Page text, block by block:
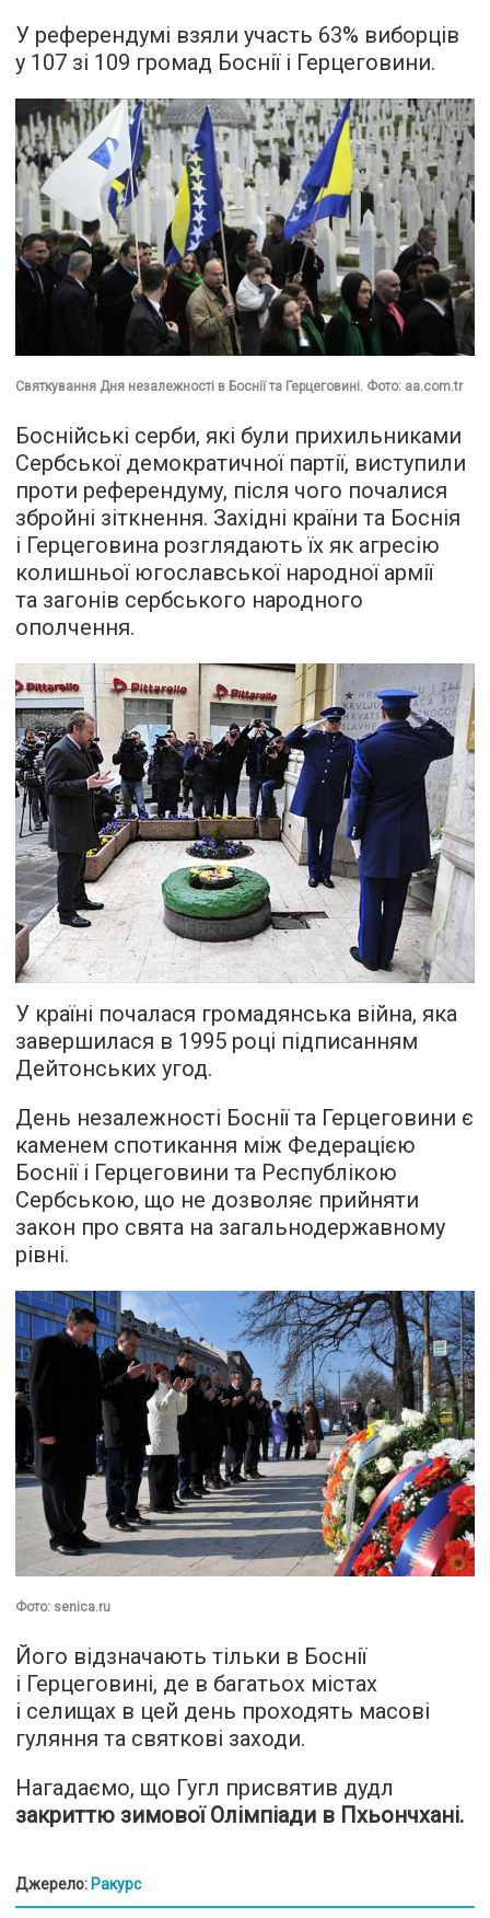
У референдумі взяли участь 63% виборців
у 107 зі 109 громад Боснії і Герцеговини.
Святкування Дня незалежності в Боснії та Герцеговині. Фото: aa.com.tr
Боснійські серби, які були прихильниками
Сербської демократичної партії, виступили
проти референдуму, після чого почалися
збройні зіткнення. Західні країни та Боснія
і Герцеговина розглядають їх як агресію
колишньої югославської народної армії
та загонів сербського народного
ополчення.
У країні почалася громадянська війна, яка
завершилася в 1995 році підписанням
Дейтонських угод.
День незалежності Боснії та Герцеговини є
каменем спотикання між Федерацією
Боснії і Герцеговини та Республікою
Сербською, що не дозволяє прийняти
закон про свята на загальнодержавному
рівні.
Фото: senica.ru
Його відзначають тільки в Боснії
і Герцеговині, де в багатьох містах
і селищах в цей день проходять масові
гуляння та святкові заходи.
Нагадаємо, що Гугл присвятив дудл
закриттю зимової Олімпіади в Пхьончхані.
Джерело: Ракурс